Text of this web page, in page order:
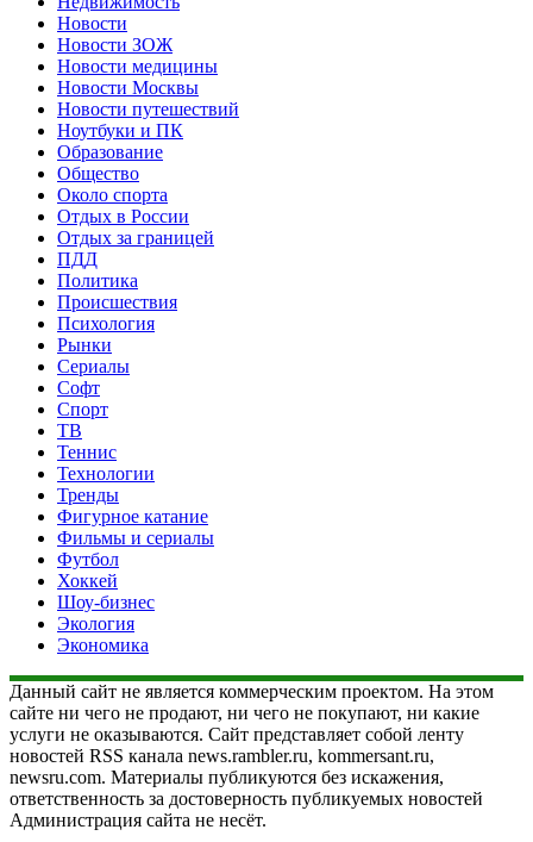
Новости
Новости ЗОЖ
Новости медицины
Новости Москвы
Новости путешествий
Ноутбуки и ПК
Образование
Общество
Около спорта
Отдых в России
Отдых за границей
ПДД
Политика
Происшествия
Психология
Рынки
Сериалы
Софт
Спорт
ТВ
Теннис
Технологии
Тренды
Фигурное катание
Фильмы и сериалы
Футбол
Хоккей
Шоу-бизнес
Экология
Экономика
Данный сайт не является коммерческим проектом. На этом
сайте ни чего не продают, ни чего не покупают, ни какие
услуги не оказываются. Сайт представляет собой ленту
новостей RSS канала news.rambler.ru, kommersant.ru,
newsru.com. Материалы публикуются без искажения,
ответственность за достоверность публикуемых новостей
Администрация сайта не несёт.